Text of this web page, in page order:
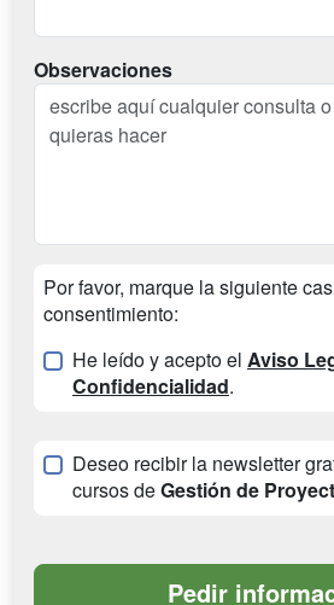
Observaciones
Por favor, marque la siguiente
consentimiento:
He leído y acepto el Aviso
Confidencialidad.
Deseo recibir la newsletter
cursos deGestión de